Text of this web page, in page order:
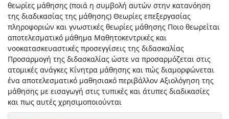
θεωρίες μάθησης (ποιά η συμβολή αυτών στην κατανόηση
της διαδικασίας της μάθησης) Θεωρίες επεξεργασίας
πληροφοριών και γνωστικές θεωρίες μάθησης Ποιο θεωρείται
αποτελεσματικό μάθημα Μαθητοκεντρικές και
νοοκατασκευαστικές προσεγγίσεις της διδασκαλίας
Προσαρμογή της διδασκαλίας ώστε να προσαρμόζεται στις
ατομικές ανάγκες Κίνητρα μάθησης και πώς διαμορφώνεται
ένα αποτελεσματικό μαθησιακό περιβάλλον Αξιολόγηση της
μάθησης με εισαγωγή στις τυπικές και άτυπες διαδικασίες
και πως αυτές χρησιμοποιούνται